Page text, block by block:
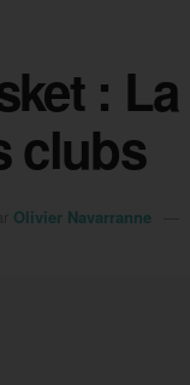
:
clubs
Olivier Navarranne